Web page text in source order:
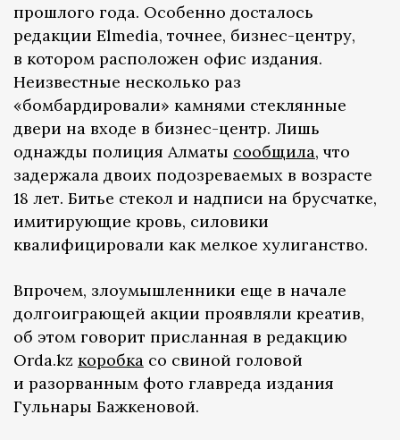
прошлого года. Особенно досталось
редакции Elmedia, точнее, бизнес-центру,
в котором расположен офис издания.
Неизвестные несколько раз
«бомбардировали» камнями стеклянные
двери на входе в бизнес-центр. Лишь
однажды полиция Алматы сообщила, что
задержала двоих подозреваемых в возрасте
18 лет. Битье стекол и надписи на брусчатке,
имитирующие кровь, силовики
квалифицировали как мелкое хулиганство.
Впрочем, злоумышленники еще в начале
долгоиграющей акции проявляли креатив,
об этом говорит присланная в редакцию
Orda.kz коробка со свиной головой
и разорванным фото главреда издания
Гульнары Бажкеновой.